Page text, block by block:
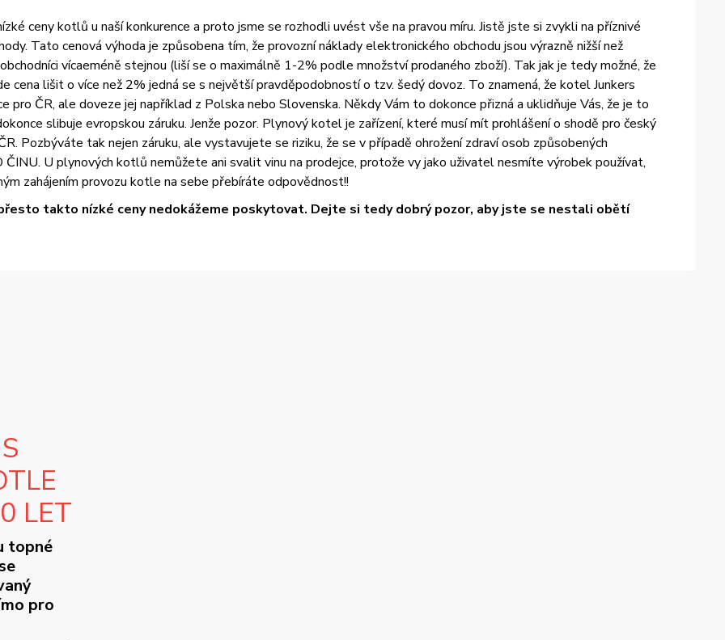
ceny kotlů u naší konkurence a proto jsme se rozhodli uvést vše na pravou míru. Jistě jste si zvykli na příznivé
Tato cenová výhoda je způsobena tím, že provozní náklady elektronického obchodu jsou výrazně nižší než
vícaeméně stejnou (liší se o maximálně 1-2% podle množství prodaného zboží). Tak jak je tedy možné, že
cena lišit o více než 2% jedná se s největší pravděpodobností o tzv. šedý dovoz. To znamená, že kotel Junkers
pro ČR, ale doveze jej například z Polska nebo Slovenska. Někdy Vám to dokonce přizná a uklidňuje Vás, že je to
slibuje evropskou záruku. Jenže pozor. Plynový kotel je zařízení, které musí mít prohlášení o shodě pro český
Pozbýváte tak nejen záruku, ale vystavujete se riziku, že se v případě ohrožení zdraví osob způsobených
U plynových kotlů nemůžete ani svalit vinu na prodejce, protože vy jako uživatel nesmíte výrobek používat,
zahájením provozu kotle na sebe přebíráte odpovědnost!!
takto nízké ceny nedokážeme poskytovat. Dejte si tedy dobrý pozor, aby jste se nestali obětí
LET
topné
pro